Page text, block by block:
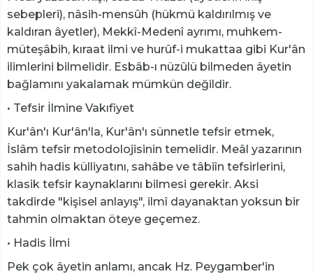
sebepleri), nâsih-mensûh (hükmü kaldırılmış ve
kaldıran âyetler), Mekkî-Medenî ayrımı, muhkem-
müteşâbih, kıraat ilmi ve hurûf-i mukattaa gibi Kur'ân
ilimlerini bilmelidir. Esbâb-ı nüzûlü bilmeden âyetin
bağlamını yakalamak mümkün değildir.
• Tefsir İlmine Vakıfiyet
Kur'ân'ı Kur'ân'la, Kur'ân'ı sünnetle tefsir etmek,
İslâm tefsir metodolojisinin temelidir. Meâl yazarının
sahih hadis külliyatını, sahâbe ve tâbiîn tefsirlerini,
klasik tefsir kaynaklarını bilmesi gerekir. Aksi
takdirde "kişisel anlayış", ilmî dayanaktan yoksun bir
tahmin olmaktan öteye geçemez.
• Hadis İlmi
Pek çok âyetin anlamı, ancak Hz. Peygamber'in